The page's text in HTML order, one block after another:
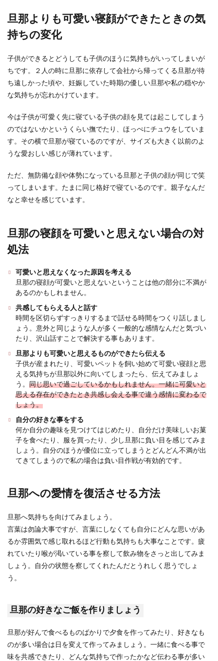
す結婚資金の考え方
プロポーズはサプライズを演出！フラ
お付き合いをしている彼女にプロポーズをしよう
一生の思い出...
ブライダルメイクは自分でしたい！と
いう花嫁さんへアドバイス
自分でしたい！という方もいるのではないでしょ
うか。 プ...
結婚の報告を職場に伝える時のルー
結婚が決まると、職場にも報告が必要です。伝え
るには、どれくらい前までに伝えれば良いのか、
またまず一番...
婚姻届の証人欄を間違えた場合の正し
い訂正方法を理解しましょう
遠距離恋愛の彼との結婚に反対された
遠距離恋愛中の彼との結婚を反対されてしまっ
ょうか？ ...
旦那よりも可愛い寝顔ができたときの気
持ちの変化
子供ができるとどうしても子供のほうに気持ちがいってしまいが
ちです。２人の時に旦那に依存して会社から帰ってくる旦那が待
ち遠しかった頃や、妊娠していた時期の優しい旦那や私の穏やか
な気持ちが忘れかけています。
今は子供が可愛く先に寝ている子供の顔を見ては起こしてしまう
のではないかというくらい撫でたり、ほっぺにチュウをしていま
す。その横で旦那が寝ているのですが、サイズも大きく以前のよ
うな愛おしい感じが薄れています。
ただ、無防備な顔や体勢になっている旦那と子供の顔が同じで笑
ってしまいます。たまに同じ格好で寝ているのです。親子なんだ
なと幸せを感じています。
旦那の寝顔を可愛いと思えない場合の対
処法
可愛いと思えなくなった原因を考える
旦那の寝顔が可愛いと思えないということは他の部分に不満が
あるのかもしれません。
共感してもらえる人と話す
時間を区切らずすっきりするまで話せる時間をつくり話しまし
ょう。意外と同じような人が多く一般的な感情なんだと気づい
たり、沢山話すことで解決する事もあります。
旦那よりも可愛いと思えるものができたら伝える
子供が産まれたり、可愛いペットを飼い始めて可愛い寝顔と思
える気持ちが旦那以外に向いてしまったら、伝えてみましょ
う。 同じ思いで過ごしているかもしれません。一緒に可愛いと
思える存在ができたとき共感し会える事で違う感情に変わるで
しょう。
自分の好きな事をする
何か自分の趣味を見つけてはじめたり、自分だけ美味しいお菓
子を食べたり、服を買ったり、少し旦那に負い目を感じてみま
しょう。自分のほうが優位に立ってしまうとどんどん不満が出
てきてしまうので私の場合は負い目作戦が有効的です。
旦那への愛情を復活させる方法
旦那へ気持ちを向けてみましょう。
言葉は勿論大事ですが、言葉にしなくても自分にどんな思いがあ
るか雰囲気で感じ取れるほど行動も気持ちも大事なことです。疲
れていたり喉が渇いている事を察して飲み物をさっと出してみま
しょう。自分の状態を察してくれたんだとうれしく思うでしょ
う。
旦那の好きなご飯を作りましょう
旦那が好んで食べるものばかりで夕食を作ってみたり、好きなも
のが多い場合は日を変えて作ってみましょう。一緒に食べる事で
味を共感できたり、どんな気持ちで作ったかなど伝わる事が多い